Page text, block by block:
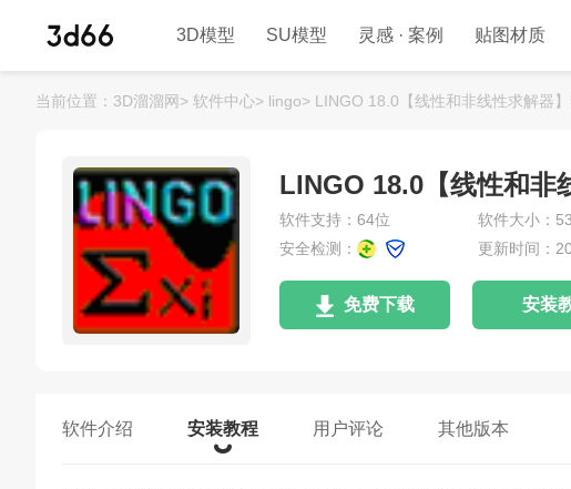
3D模型 SU模型 灵感 · 案例 贴图材质
当前位置： 3D溜溜网> 软件中心> lingo> LINGO 18.0【线性和非线性求解器
LINGO 18.0【线性和非
软件支持：64位 软件大小：
安全检测：
更新时间：
免费下载 安装
软件介绍 安装教程 用户评论 其他版本